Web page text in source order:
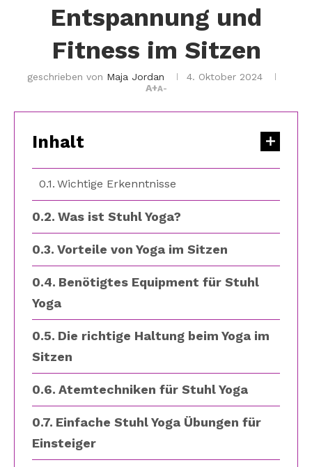
Entspannung und
Fitness im Sitzen
geschrieben von Maja Jordan
4. Oktober 2024
A+A-
Inhalt
Wichtige Erkenntnisse
Was ist Stuhl Yoga?
Vorteile von Yoga im Sitzen
Benötigtes Equipment für Stuhl
Yoga
Die richtige Haltung beim Yoga im
Sitzen
Atemtechniken für Stuhl Yoga
Einfache Stuhl Yoga Übungen für
Einsteiger